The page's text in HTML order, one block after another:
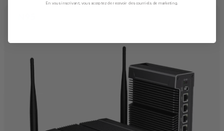
En vous inscrivant, vous acceptez de recevoir des courriels de marketing.